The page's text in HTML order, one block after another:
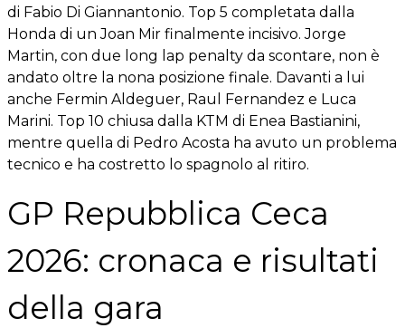
di Fabio Di Giannantonio. Top 5 completata dalla
Honda di un Joan Mir finalmente incisivo. Jorge
Martin, con due long lap penalty da scontare, non è
andato oltre la nona posizione finale. Davanti a lui
anche Fermin Aldeguer, Raul Fernandez e Luca
Marini. Top 10 chiusa dalla KTM di Enea Bastianini,
mentre quella di Pedro Acosta ha avuto un problema
tecnico e ha costretto lo spagnolo al ritiro.
GP Repubblica Ceca
2026: cronaca e risultati
della gara